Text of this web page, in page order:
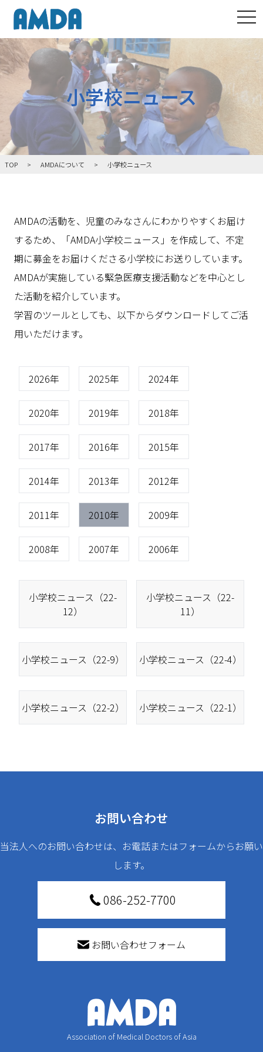
小学校ニュース
TOP AMDAについて 小学校ニュース
AMDAの活動を、児童のみなさんにわかりやすくお届け
するため、「AMDA小学校ニュース」を作成して、不定
期に募金をお届けくださる小学校にお送りしています。
AMDAが実施している緊急医療支援活動などを中心とし
た活動を紹介しています。
学習のツールとしても、以下からダウンロードしてご活
用いただけます。
2026年 2025年 2024年
2020年 2019年 2018年
2017年 2016年 2015年
2014年 2013年 2012年
2011年 2010年 2009年
2008年 2007年 2006年
小学校ニュース（22-
12）
小学校ニュース（22-
11）
小学校ニュース（22-9） 小学校ニュース（22-4）
小学校ニュース（22-2） 小学校ニュース（22-1）
お問い合わせ
当法人へのお問い合わせは、お電話またはフォームからお願い
します。
086-252-7700
お問い合わせフォーム
Association of Medical Doctors of Asia